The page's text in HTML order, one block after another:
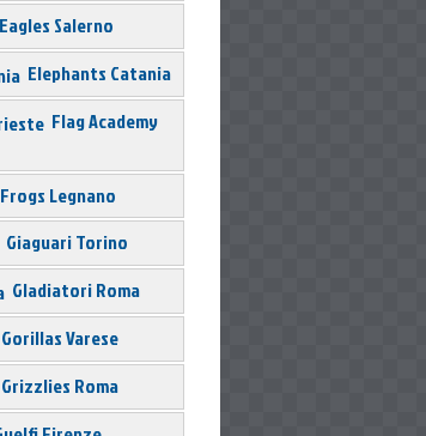
Eagles Salerno
Elephants Catania
Flag Academy
Frogs Legnano
Giaguari Torino
Gladiatori Roma
Gorillas Varese
Grizzlies Roma